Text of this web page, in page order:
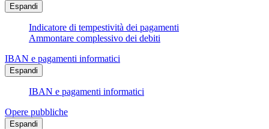
Espandi
Indicatore di tempestività dei pagamenti
Ammontare complessivo dei debiti
IBAN e pagamenti informatici
Espandi
IBAN e pagamenti informatici
Opere pubbliche
Espandi